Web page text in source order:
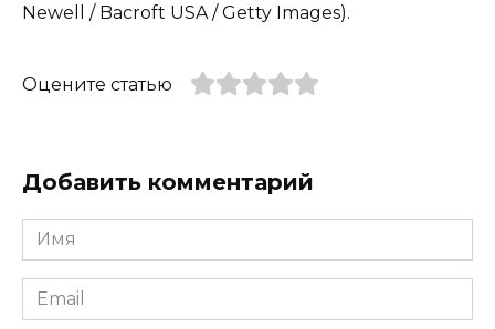
Newell / Bacroft USA / Getty Images).
Оцените статью
Добавить комментарий
Имя
*
Email
*